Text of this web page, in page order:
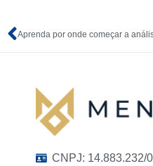
Aprenda por onde começar a
CNPJ: 14.883.232/